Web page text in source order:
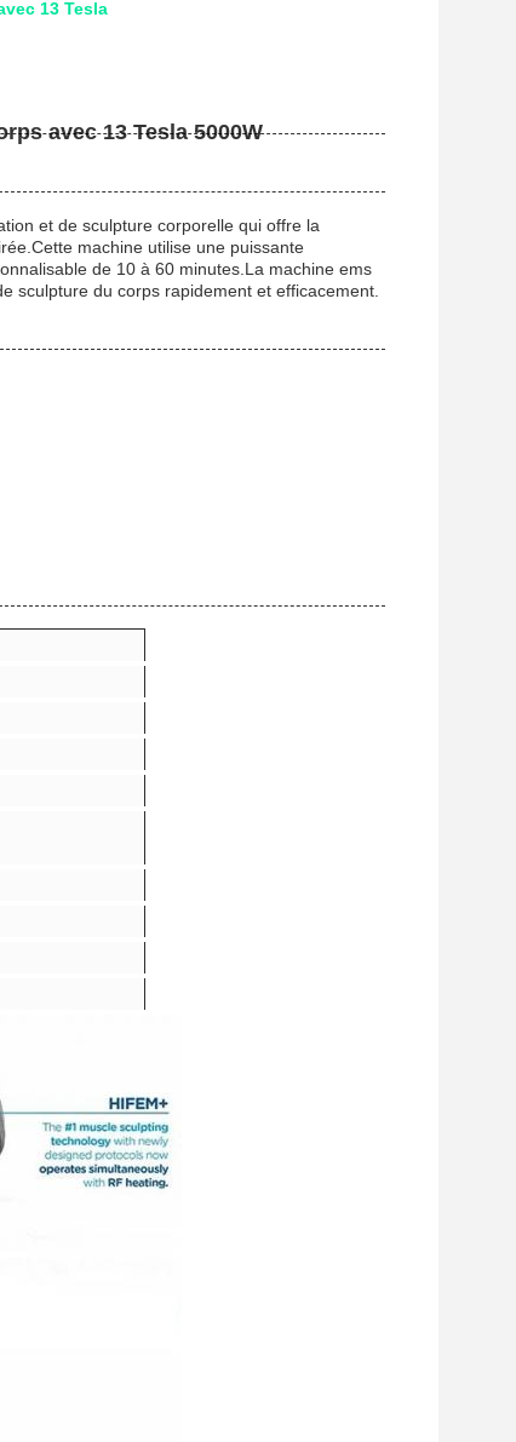
13 Tesla
avec 13 Tesla 5000W
et de sculpture corporelle qui offre la
machine utilise une puissante
de 10 à 60 minutes.La machine ems
sculpture du corps rapidement et efficacement.